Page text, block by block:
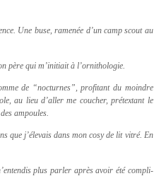
Une buse, ramenée d’un camp scout au
père qui m’initiait à l’ornithologie.
de “nocturnes”, profitant du moindre
au lieu d’aller me coucher, prétextant le
ampoules.
que j’élevais dans mon cosy de lit vitré. En
plus parler après avoir été compli-